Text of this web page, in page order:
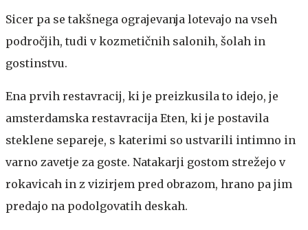
Sicer pa se takšnega ograjevanja lotevajo na vseh
področjih, tudi v kozmetičnih salonih, šolah in
gostinstvu.
Ena prvih restavracij, ki je preizkusila to idejo, je
amsterdamska restavracija Eten, ki je postavila
steklene separeje, s katerimi so ustvarili intimno in
varno zavetje za goste. Natakarji gostom strežejo v
rokavicah in z vizirjem pred obrazom, hrano pa jim
predajo na podolgovatih deskah.